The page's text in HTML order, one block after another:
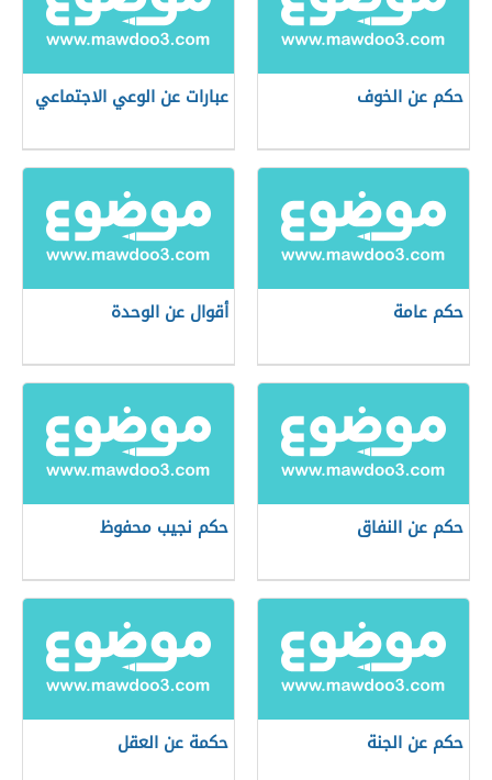
حكم عن الخوف عبارات عن الوعي الاجتماعي
حكم عامة أقوال عن الوحدة
حكم عن النفاق حكم نجيب محفوظ
حكم عن الجنة حكمة عن العقل